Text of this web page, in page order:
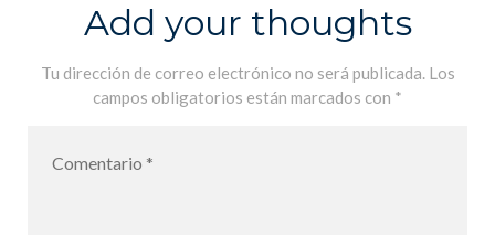
Add your thoughts
Tu dirección de correo electrónico no será publicada. Los
campos obligatorios están marcados con *